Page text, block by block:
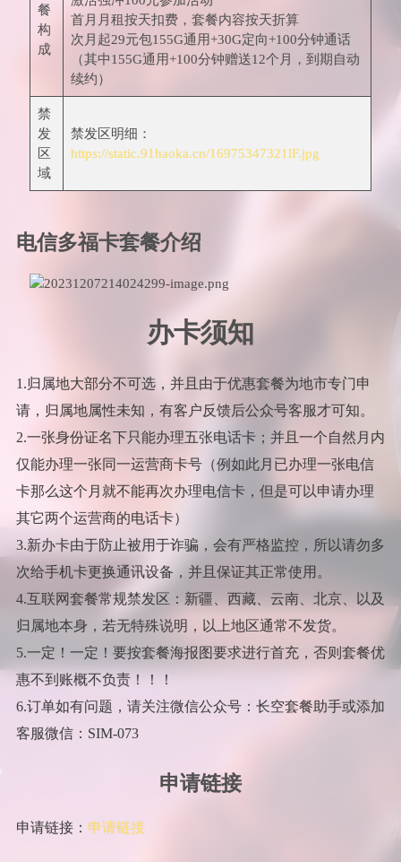
餐
构
成
首月月租按天扣费，套餐内容按天折算
次月起29元包155G通用+30G定向+100分钟通话
（其中155G通用+100分钟赠送12个月，到期自动
续约）
禁
发
区
域
禁发区明细：
https://static.91haoka.cn/16975347321lF.jpg
电信多福卡套餐介绍
办卡须知
1.归属地大部分不可选，并且由于优惠套餐为地市专门申
请，归属地属性未知，有客户反馈后公众号客服才可知。
2.一张身份证名下只能办理五张电话卡；并且一个自然月内
仅能办理一张同一运营商卡号（例如此月已办理一张电信
卡那么这个月就不能再次办理电信卡，但是可以申请办理
其它两个运营商的电话卡）
3.新办卡由于防止被用于诈骗，会有严格监控，所以请勿多
次给手机卡更换通讯设备，并且保证其正常使用。
4.互联网套餐常规禁发区：新疆、西藏、云南、北京、以及
归属地本身，若无特殊说明，以上地区通常不发货。
5.一定！一定！要按套餐海报图要求进行首充，否则套餐优
惠不到账概不负责！！！
6.订单如有问题，请关注微信公众号：长空套餐助手或添加
客服微信：SIM-073
申请链接
申请链接： 申请链接